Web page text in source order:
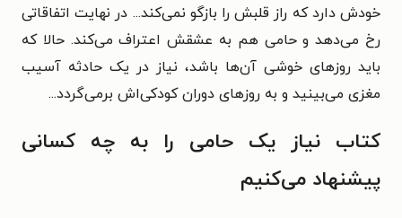
خودش دارد که راز قلبش را بازگو نمی‌کند... در نهایت اتفاقاتی
رخ می‌دهد و حامی هم به عشقش اعتراف می‌کند. حالا که
باید روزهای خوشی آن‌ها باشد، نیاز در یک حادثه آسیب
مغزی می‌بینید و به روزهای دوران کودکی‌اش برمی‌گردد...
کتاب نیاز یک حامی را به چه کسانی
پیشنهاد می‌کنیم